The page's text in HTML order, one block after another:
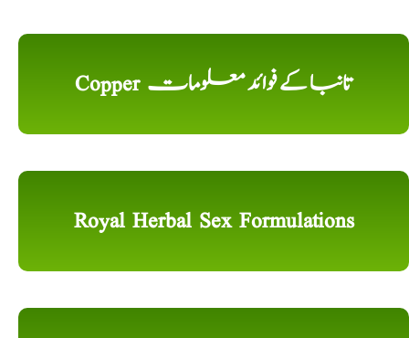
Copper تانبا کے فوائد معلومات
Royal Herbal Sex Formulations